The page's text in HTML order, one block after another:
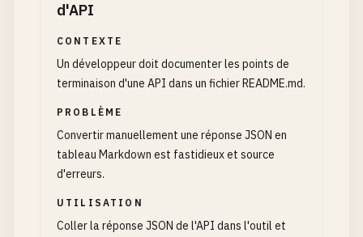
d'API
CONTEXTE
Un développeur doit documenter les points de
terminaison d'une API dans un fichier README.md.
PROBLÈME
Convertir manuellement une réponse JSON en
tableau Markdown est fastidieux et source
d'erreurs.
UTILISATION
Coller la réponse JSON de l'API dans l'outil et